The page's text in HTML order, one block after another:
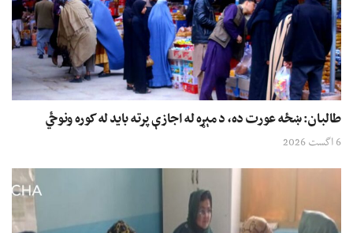
طالبان: ښځه عورت ده، د مېړه له اجازې پرته باید له کوره ونوځي
6 اگست 2026